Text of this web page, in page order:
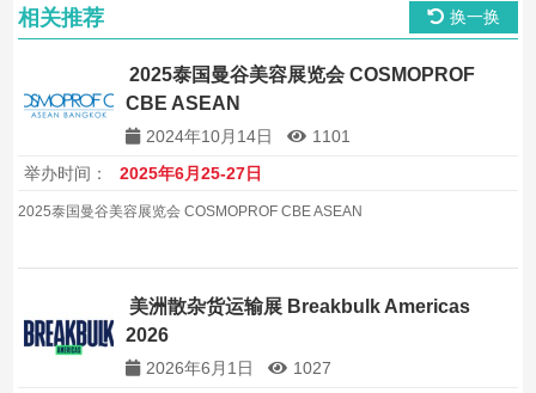
相关推荐 换一换
2025泰国曼谷美容展览会 COSMOPROF
CBE ASEAN
2024年10月14日
1101
举办时间：
2025年6月25-27日
2025泰国曼谷美容展览会 COSMOPROF CBE ASEAN
美洲散杂货运输展 Breakbulk Americas
2026
2026年6月1日
1027